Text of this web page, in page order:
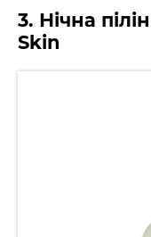
3. Нічна
Skin